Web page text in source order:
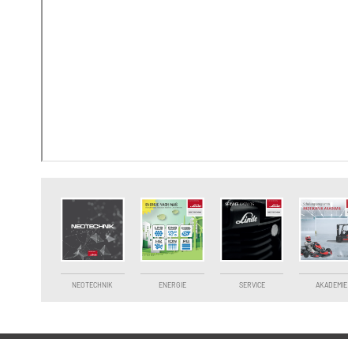
NEOTECHNIK ENERGIE SERVICE AKADEMIE